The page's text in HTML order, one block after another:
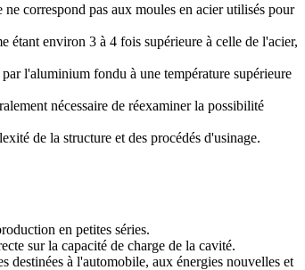
correspond pas aux moules en acier utilisés pour
étant environ 3 à 4 fois supérieure à celle de l'acier,
l'aluminium fondu à une température supérieure
nécessaire de réexaminer la possibilité
de la structure et des procédés d'usinage.
en petites séries.
sur la capacité de charge de la cavité.
destinées à l'automobile, aux énergies nouvelles et